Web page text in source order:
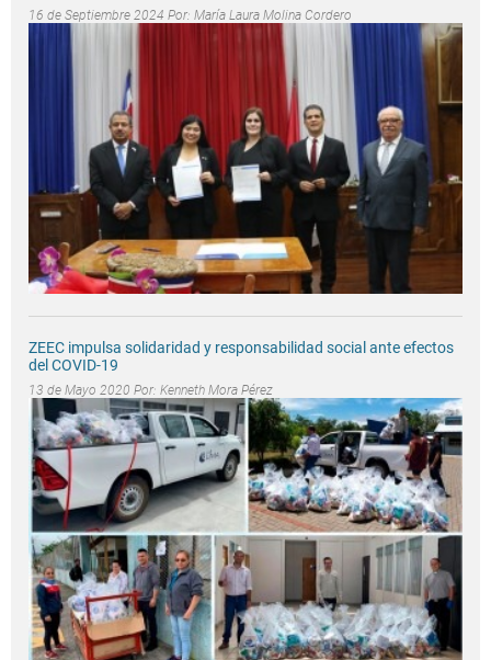
16 de Septiembre 2024 Por: María Laura Molina Cordero
ZEEC impulsa solidaridad y responsabilidad social ante efectos
del COVID-19
13 de Mayo 2020 Por: Kenneth Mora Pérez